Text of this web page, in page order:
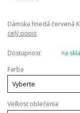
Dámska hnedá červená
celý popis
Dostupnosť
na
Farba
Veľkosť oblečenia